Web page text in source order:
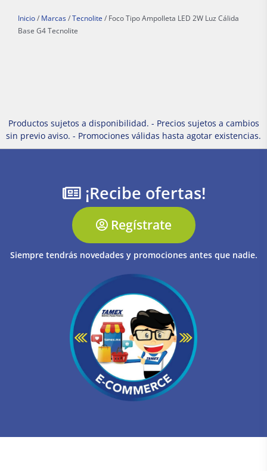
Inicio / Marcas / Tecnolite / Foco Tipo Ampolleta LED 2W Luz Cálida
Base G4 Tecnolite
Productos sujetos a disponibilidad. - Precios sujetos a cambios
sin previo aviso. - Promociones válidas hasta agotar existencias.
¡Recibe ofertas!
Regístrate
Siempre tendrás novedades y promociones antes que nadie.